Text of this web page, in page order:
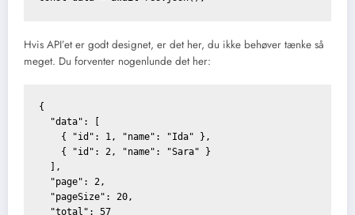
Hvis API’et er godt designet, er det her, du ikke behøver tænke så
meget. Du forventer nogenlunde det her:
{
  "data": [
    { "id": 1, "name": "Ida" },
    { "id": 2, "name": "Sara" }
  ],
  "page": 2,
  "pageSize": 20,
  "total": 57